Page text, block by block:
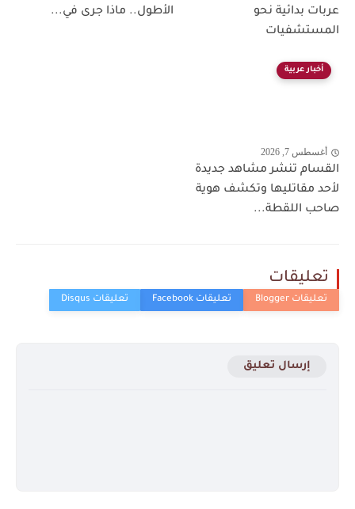
عربات بدائية نحو
المستشفيات
الأطول.. ماذا جرى في...
أخبار عربية
أغسطس 7, 2026
القسام تنشر مشاهد جديدة
لأحد مقاتليها وتكشف هوية
صاحب اللقطة...
تعليقات
إرسال تعليق